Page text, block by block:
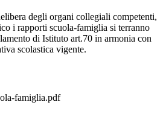
degli organi collegiali competenti,
i rapporti scuola-famiglia si terranno
di Istituto art.70 in armonia con
scolastica vigente.
famiglia.pdf